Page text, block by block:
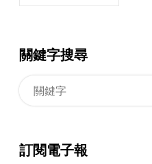
關鍵字搜尋
訂閱電子報